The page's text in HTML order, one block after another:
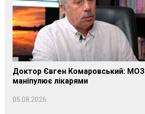
Доктор Євген Комаровський: МОЗ
маніпулює лікарями
05.08.2026